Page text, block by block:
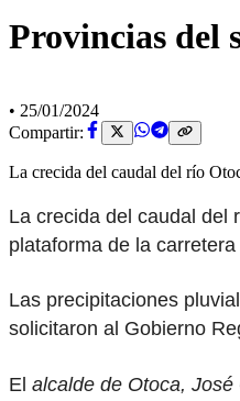
Provincias del
• 25/01/2024
Compartir:
La crecida del caudal del río
La crecida del caudal del
plataforma de la
Las precipitaciones
solicitaron al Gobierno
El alcalde de Otoca,